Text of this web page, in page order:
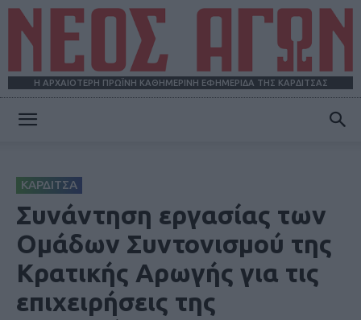
Η ΑΡΧΑΙΟΤΕΡΗ ΠΡΩΪΝΗ ΚΑΘΗΜΕΡΙΝΗ ΕΦΗΜΕΡΙΔΑ ΤΗΣ ΚΑΡΔΙΤΣΑΣ
ΚΑΡΔΙΤΣΑ
Συνάντηση εργασίας των
Ομάδων Συντονισμού της
Κρατικής Αρωγής για τις
επιχειρήσεις της